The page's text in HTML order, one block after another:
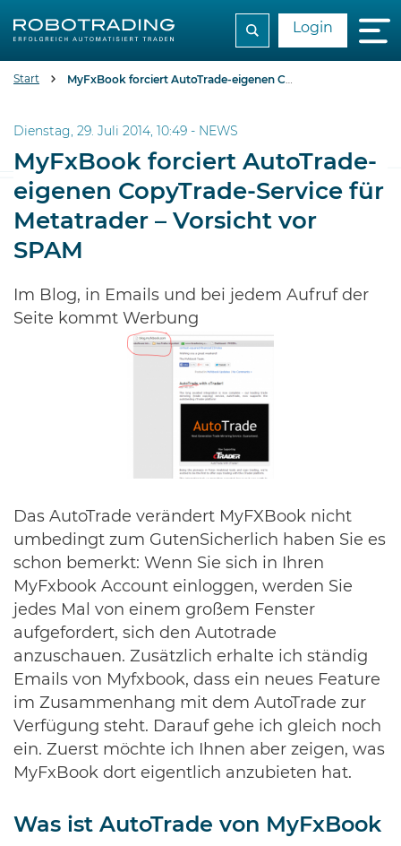
Login
Start MyFxBook forciert AutoTrade-eigenen CopyTrade-Service für Metatrader - Vorsicht vor SPAM
Dienstag, 29. Juli 2014, 10:49 - NEWS
MyFxBook forciert AutoTrade-
eigenen CopyTrade-Service für
Metatrader – Vorsicht vor
SPAM
Im Blog, in Emails und bei jedem Aufruf der
Seite kommt Werbung
Das AutoTrade verändert MyFXBook nicht
umbedingt zum GutenSicherlich haben Sie es
schon bemerkt: Wenn Sie sich in Ihren
MyFxbook Account einloggen, werden Sie
jedes Mal von einem großem Fenster
aufgefordert, sich den Autotrade
anzuschauen. Zusätzlich erhalte ich ständig
Emails von Myfxbook, dass ein neues Feature
im Zusammenhang mit dem AutoTrade zur
Verfügung steht. Darauf gehe ich gleich noch
ein. Zuerst möchte ich Ihnen aber zeigen, was
MyFxBook dort eigentlich anzubieten hat.
Was ist AutoTrade von MyFxBook